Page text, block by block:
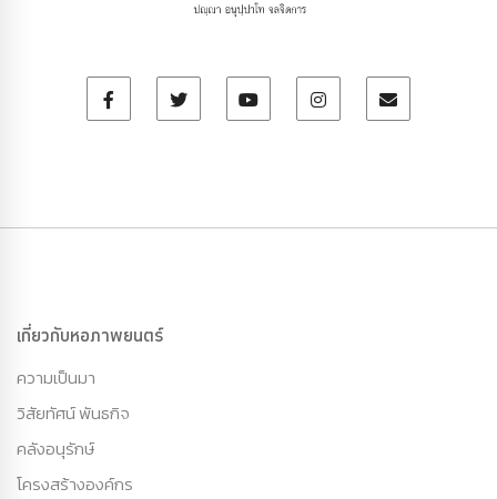
เกี่ยวกับหอภาพยนตร์
ความเป็นมา
วิสัยทัศน์ พันธกิจ
คลังอนุรักษ์
โครงสร้างองค์กร